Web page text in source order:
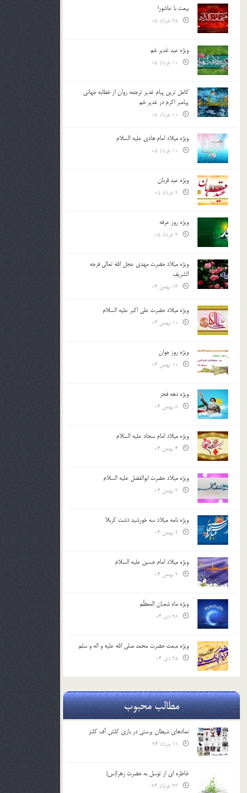
بیعت با عاشورا
ویژه عید غدیر خم
کامل ترین پیام غدیر ترجمه روان از خطابه جهانی
پیامبر اکرم در غدیر خم
ویژه میلاد امام هادی علیه السلام
ویژه عید قربان
ویژه روز عرفه
ویژه میلاد حضرت مهدی عجل الله تعالی فرجه
الشريف
ویژه میلاد حضرت علی اکبر علیه السلام
ویژه روز جوان
ویژه دهه فجر
ویژه میلاد امام سجاد علیه السلام
ویژه میلاد حضرت ابوالفضل علیه السلام
ویژه نامه میلاد سه خورشید دشت کربلا
ویژه میلاد امام حسین علیه السلام
ویژه ماه شعبان المعظّم
ویژه مبعث حضرت محمد صلی الله علیه و اله و سلم
مطالب محبوب
نمادهای شیطان پرستی در بازی کلش آف کلنز
خاطره ای از توسل به حضرت زهرا(س)